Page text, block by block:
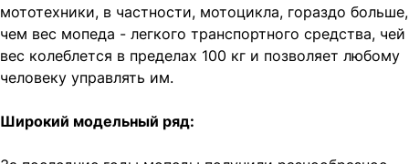
мототехники, в частности, мотоцикла, гораздо больше,
чем вес мопеда - легкого транспортного средства, чей
вес колеблется в пределах 100 кг и позволяет любому
человеку управлять им.
Широкий модельный ряд: